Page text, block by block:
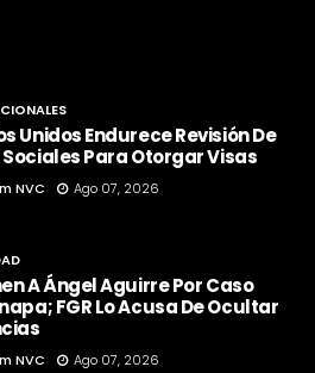
Unidos Endurece Revisión De
Sociales Para Otorgar Visas
NVC Ago 07, 2026
A Ángel Aguirre Por Caso
FGR Lo Acusa De Ocultar
NVC Ago 07, 2026